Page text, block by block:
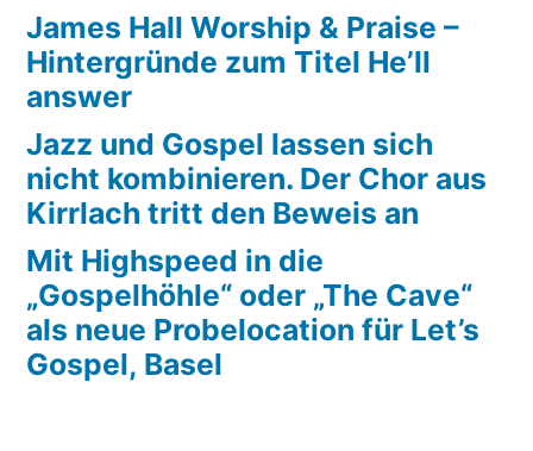
James Hall Worship & Praise –
Hintergründe zum Titel He’ll
answer
Jazz und Gospel lassen sich
nicht kombinieren. Der Chor aus
Kirrlach tritt den Beweis an
Mit Highspeed in die
„Gospelhöhle“ oder „The Cave“
als neue Probelocation für Let’s
Gospel, Basel